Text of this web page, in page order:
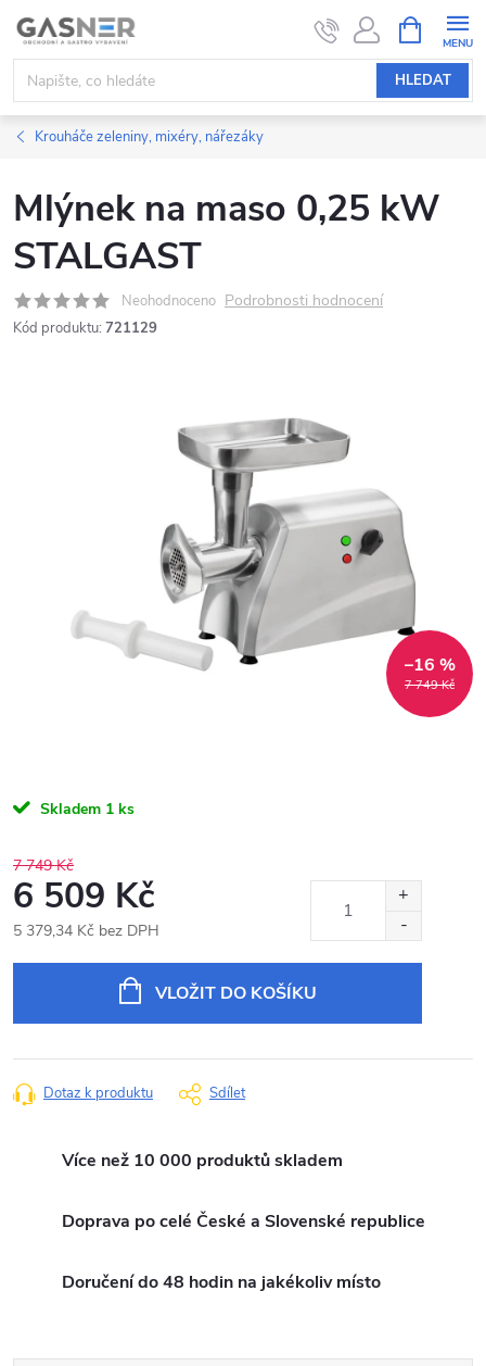
Přejít
obsah
HLEDAT
NÁKUPNÍ
KOŠÍK
Krouháče zeleniny, mixéry, nářezáky
Mlýnek na maso 0,25 kW
STALGAST
Neohodnoceno Podrobnosti hodnocení
Kód produktu: 721129
7 749 Kč
–16 %
Skladem 1 ks
7 749 Kč
6 509 Kč
5 379,34 Kč bez DPH
VLOŽIT DO KOŠÍKU
Dotaz k produktu Sdílet
Více než 10 000 produktů skladem
Doprava po celé České a Slovenské republice
Doručení do 48 hodin na jakékoliv místo